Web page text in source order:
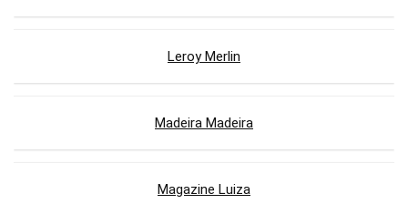
Leroy Merlin
Madeira Madeira
Magazine Luiza